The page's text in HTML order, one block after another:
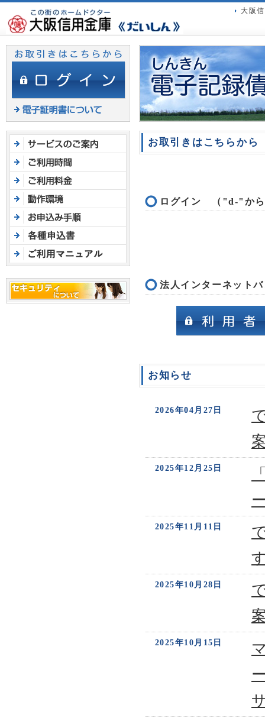
ッ
ダ
メ
ャ
大阪
お取引きはこちらから
ログイン （"d-"から
法人インターネット
お知らせ
2026年04月27日
2025年12月25日
2025年11月11日
2025年10月28日
2025年10月15日